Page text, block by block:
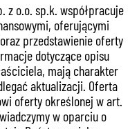
z o.o. sp.k. współpracuje
oferującymi
przedstawienie oferty
dotyczące opisu
mają charakter
aktualizacji. Oferta
oferty określonej w art.
w oparciu o